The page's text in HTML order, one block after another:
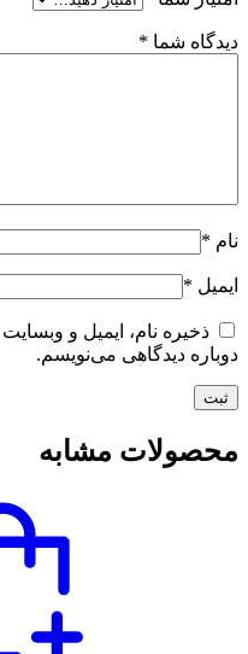
دیدگاه شما *
نام *
ایمیل *
ذخیره نام، ایمیل و
دوباره دیدگاهی می‌نویسم.
محصولات مشابه